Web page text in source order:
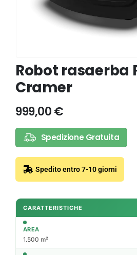
Robot rasaerba
Cramer
999,00€
Spedizione Gratuita
Spedito entro 7-10 giorni
CARATTERISTICHE
AREA
1.500 m²